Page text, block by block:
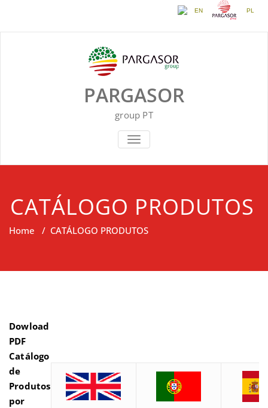
EN PL
PARGASOR
group PT
TOGGLE NAVIGATION
CATÁLOGO PRODUTOS
Home / CATÁLOGO PRODUTOS
Dowload
PDF
Catálogo
de
Produtos
por